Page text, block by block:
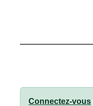
Connectez-vous